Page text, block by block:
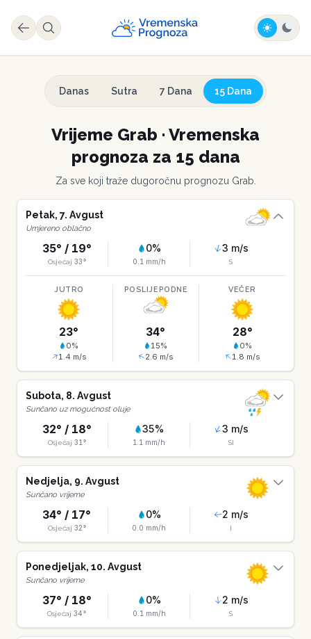
Danas Sutra 7 Dana 15 Dana
Vrijeme Grab · Vremenska
prognoza za 15 dana
Za sve koji traže dugoročnu prognozu Grab
Petak, 7. Avgust
Umjereno oblačno
35° / 19°
Osjećaj 33°
0%
0.1 mm/h
3 m/s
S
JUTRO
23°
0%
1.4 m/s
POSLIJEPODNE
34°
15%
2.6 m/s
VEČER
28°
0%
1.8 m/s
Subota, 8. Avgust
Sunčano uz mogućnost oluje
32° / 18°
Osjećaj 31 °
35%
1.1 mm/h
3 m/s
SI
Nedjelja, 9. Avgust
Sunčano vrijeme
34° / 17°
Osjećaj 32°
0%
0.0 mm/h
2 m/s
I
Ponedjeljak, 10. Avgust
Sunčano vrijeme
37° / 18°
Osjećaj 34°
0%
0.1 mm/h
2 m/s
S